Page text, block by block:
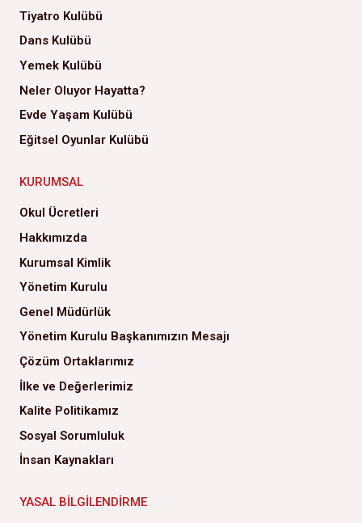
Tiyatro Kulübü
Dans Kulübü
Yemek Kulübü
Neler Oluyor Hayatta?
Evde Yaşam Kulübü
Eğitsel Oyunlar Kulübü
KURUMSAL
Okul Ücretleri
Hakkımızda
Kurumsal Kimlik
Yönetim Kurulu
Genel Müdürlük
Yönetim Kurulu Başkanımızın Mesajı
Çözüm Ortaklarımız
İlke ve Değerlerimiz
Kalite Politikamız
Sosyal Sorumluluk
İnsan Kaynakları
YASAL BILGILENDIRME